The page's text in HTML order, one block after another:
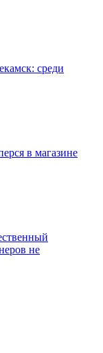
среди
в магазине
не